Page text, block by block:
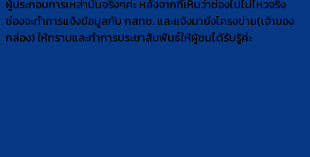
ผู้ประกอบการเหล่านั้นจริงๆค่ะ หลังจากที่เห็นว่าช่องไปไม่ไหวจริง
ช่องจะทำการแจ้งข้อมูลกับ กสทช. และแจ้งมายังโครงข่าย(เจ้าของ
กล่อง) ให้ทราบและทำการประชาสัมพันธ์ให้ผู้ชมได้รับรู้ค่ะ